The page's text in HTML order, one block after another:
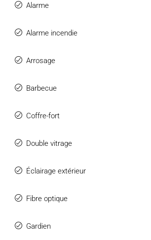
Alarme
Alarme incendie
Arrosage
Barbecue
Coffre-fort
Double vitrage
Éclairage extérieur
Fibre optique
Gardien